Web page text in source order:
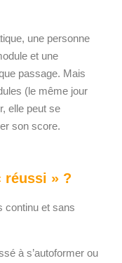
une personne
et une
passage. Mais
(le même jour
elle peut se
son score.
réussi » ?
continu et sans
à s’autoformer ou